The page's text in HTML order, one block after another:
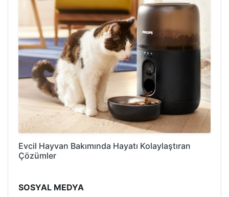
Evcil Hayvan Bakımında Hayatı Kolaylaştıran
Çözümler
SOSYAL MEDYA